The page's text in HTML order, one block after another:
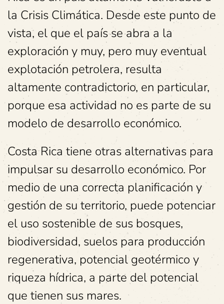
la Crisis Climática. Desde este punto de
vista, el que el país se abra a la
exploración y muy, pero muy eventual
explotación petrolera, resulta
altamente contradictorio, en particular,
porque esa actividad no es parte de su
modelo de desarrollo económico.
Costa Rica tiene otras alternativas para
impulsar su desarrollo económico. Por
medio de una correcta planificación y
gestión de su territorio, puede potenciar
el uso sostenible de sus bosques,
biodiversidad, suelos para producción
regenerativa, potencial geotérmico y
riqueza hídrica, a parte del potencial
que tienen sus mares.